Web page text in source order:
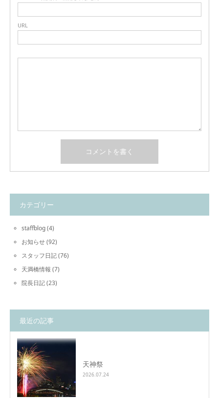
URL
カテゴリー
staffblog(4)
お知らせ(92)
スタッフ日記(76)
天満橋情報 (7)
院長日記(23)
最近の記事
天神祭
2026.07.24